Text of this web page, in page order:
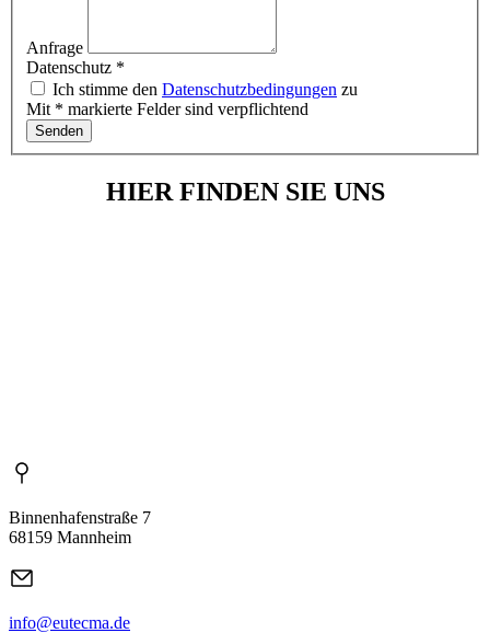
Anfrage
Datenschutz *
Ich stimme den Datenschutzbedingungen zu
Mit * markierte Felder sind verpflichtend
Senden
HIER FINDEN SIE UNS
Binnenhafenstraße 7
68159 Mannheim
info@eutecma.de